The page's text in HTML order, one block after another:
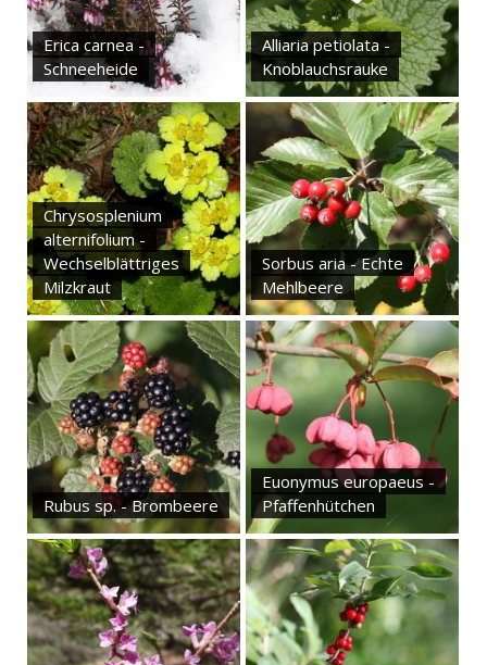
Erica carnea -
Schneeheide
Alliaria petiolata -
Knoblauchsrauke
Chrysosplenium
alternifolium -
Wechselblättriges
Milzkraut
Sorbus aria - Echte
Mehlbeere
Rubus sp. - Brombeere
Euonymus europaeus -
Pfaffenhütchen